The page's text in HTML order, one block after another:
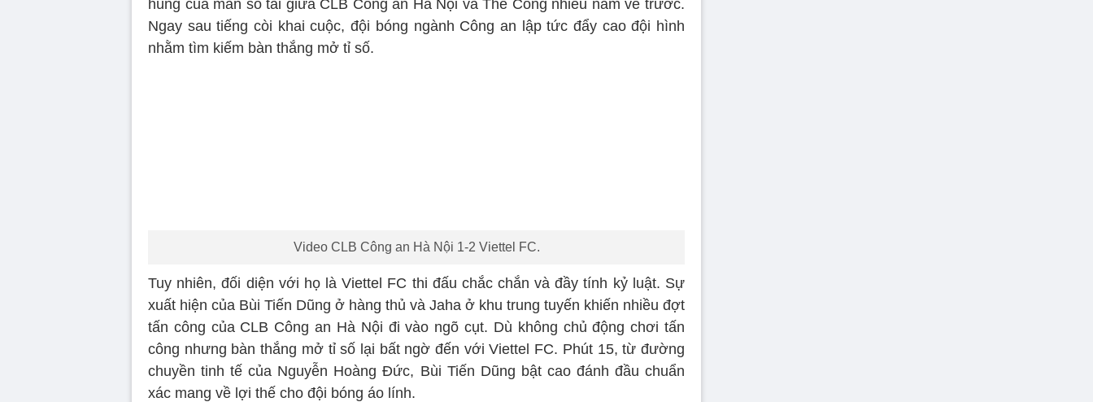
hùng của màn so tài giữa CLB Công an Hà Nội và Thể Công nhiều năm về trước.
Ngay sau tiếng còi khai cuộc, đội bóng ngành Công an lập tức đẩy cao đội hình
nhằm tìm kiếm bàn thắng mở tỉ số.
Video CLB Công an Hà Nội 1-2 Viettel FC.
Tuy nhiên, đối diện với họ là Viettel FC thi đấu chắc chắn và đầy tính kỷ luật. Sự
xuất hiện của Bùi Tiến Dũng ở hàng thủ và Jaha ở khu trung tuyến khiến nhiều đợt
tấn công của CLB Công an Hà Nội đi vào ngõ cụt. Dù không chủ động chơi tấn
công nhưng bàn thắng mở tỉ số lại bất ngờ đến với Viettel FC. Phút 15, từ đường
chuyền tinh tế của Nguyễn Hoàng Đức, Bùi Tiến Dũng bật cao đánh đầu chuẩn
xác mang về lợi thế cho đội bóng áo lính.